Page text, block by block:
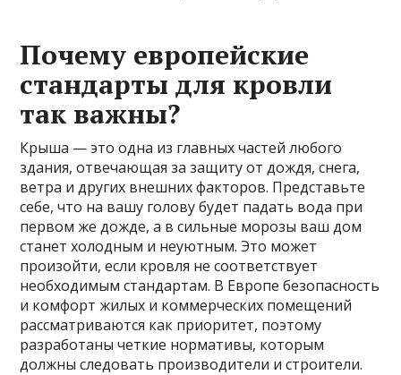
Почему европейские
стандарты для кровли
так важны?
Крыша — это одна из главных частей любого
здания, отвечающая за защиту от дождя, снега,
ветра и других внешних факторов. Представьте
себе, что на вашу голову будет падать вода при
первом же дожде, а в сильные морозы ваш дом
станет холодным и неуютным. Это может
произойти, если кровля не соответствует
необходимым стандартам. В Европе безопасность
и комфорт жилых и коммерческих помещений
рассматриваются как приоритет, поэтому
разработаны четкие нормативы, которым
должны следовать производители и строители.